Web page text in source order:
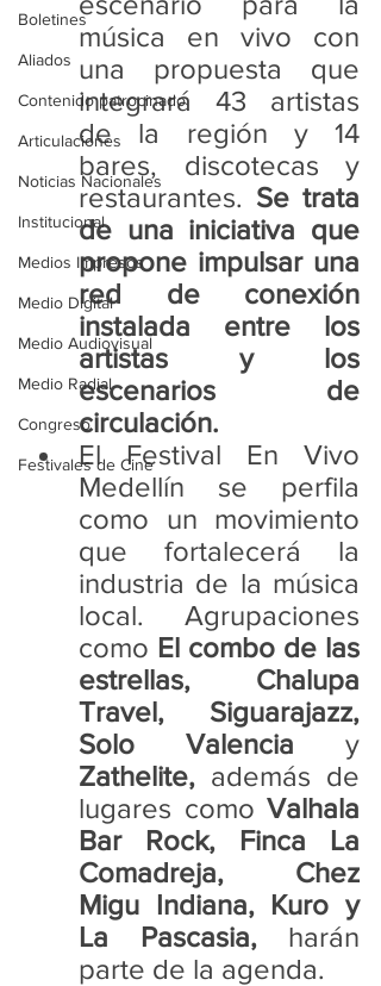
Boletines
Aliados
Contenido patrocinado
Articulaciones
Noticias Nacionales
Institucional
Medios Impresos
Medio Digital
Medio Audiovisual
Medio Radial
Congreso
Festivales de Cine
música en vivo con
una propuesta que
integrará 43 artistas
de la región y 14
bares, discotecas y
restaurantes. Se trata
de una iniciativa que
propone impulsar una
red de conexión
instalada entre los
artistas y los
escenarios de
circulación.
El Festival En Vivo
Medellín se perfila
como un movimiento
que fortalecerá la
industria de la música
local. Agrupaciones
como El combo de las
estrellas, Chalupa
Travel, Siguarajazz,
Solo Valencia
Zathelite, además de
lugares como Valhala
Bar Rock, Finca La
Comadreja, Chez
Migu Indiana, Kuro y
La Pascasia, harán
parte de la agenda.